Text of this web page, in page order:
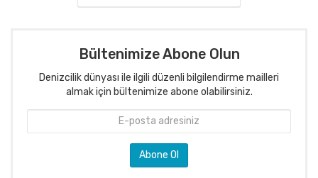
Bültenimize Abone Olun
Denizcilik dünyası ile ilgili düzenli bilgilendirme mailleri
almak için bültenimize abone olabilirsiniz.